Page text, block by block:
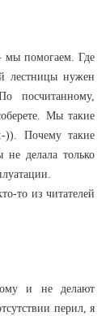
помогаем. Где
нужен
посчитанному,
Мы такие
)). Почему такие
делала только
то из читателей
и не делают
перил, я